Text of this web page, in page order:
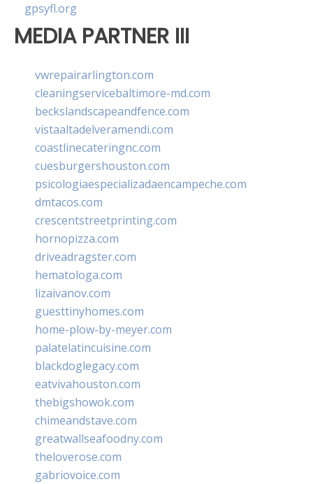
gpsyfl.org
MEDIA PARTNER III
vwrepairarlington.com
cleaningservicebaltimore-md.com
beckslandscapeandfence.com
vistaaltadelveramendi.com
coastlinecateringnc.com
cuesburgershouston.com
psicologiaespecializadaencampeche.com
dmtacos.com
crescentstreetprinting.com
hornopizza.com
driveadragster.com
hematologa.com
lizaivanov.com
guesttinyhomes.com
home-plow-by-meyer.com
palatelatincuisine.com
blackdoglegacy.com
eatvivahouston.com
thebigshowok.com
chimeandstave.com
greatwallseafoodny.com
theloverose.com
gabriovoice.com